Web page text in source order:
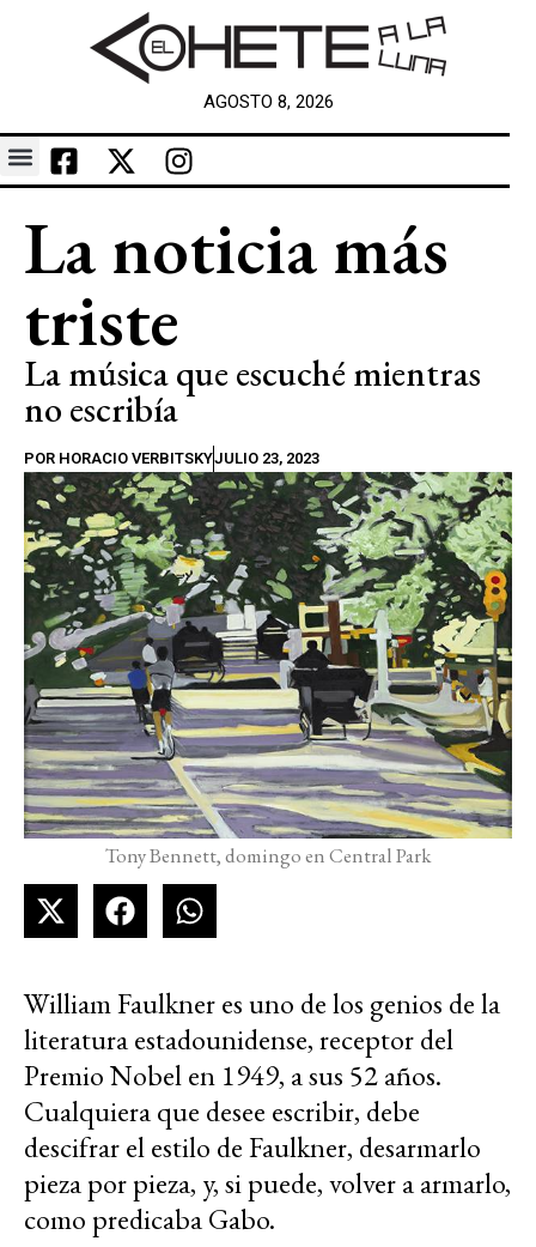
AGOSTO 8, 2026
La noticia más
triste
La música que escuché mientras
no escribía
POR HORACIO VERBITSKYJULIO 23, 2023
Tony Bennett, domingo en Central Park
William Faulkner es uno de los genios de la
literatura estadounidense, receptor del
Premio Nobel en 1949, a sus 52 años.
Cualquiera que desee escribir, debe
descifrar el estilo de Faulkner, desarmarlo
pieza por pieza, y, si puede, volver a armarlo,
como predicaba Gabo.